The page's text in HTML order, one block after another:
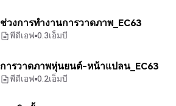
ช่วงการทำงานการวาดภาพ_EC63
พีดีเอฟ 0.3เอ็มบี
การวาดภาพหุ่นยนต์-หน้าแปลน_EC63
พีดีเอฟ 0.2เอ็มบี